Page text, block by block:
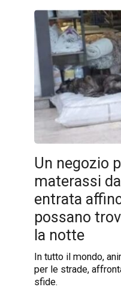
Un negozio
materassi
entrata
possano
la notte
In tutto il mondo,
per le strade,
sfide.